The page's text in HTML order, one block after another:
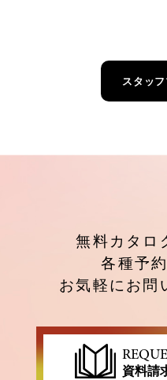
スタッ
無料カタロ
各種予
お気軽にお問
資料請